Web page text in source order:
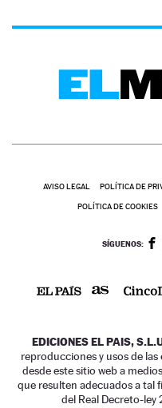
AVISO LEGAL POLÍTICA DE
POLÍTICA DE COOKIES
SÍGUENOS:
EDICIONES EL PAIS,
reproducciones y usos de
desde este sitio web a
que resulten adecuados a tal
del Real Decreto-ley